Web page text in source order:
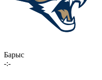
Барыс
-:-